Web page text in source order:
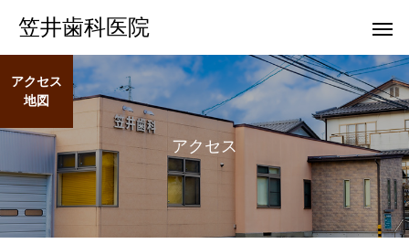
笠井歯科医院
一般歯科 歯科健
アクセス
アクセス
地図